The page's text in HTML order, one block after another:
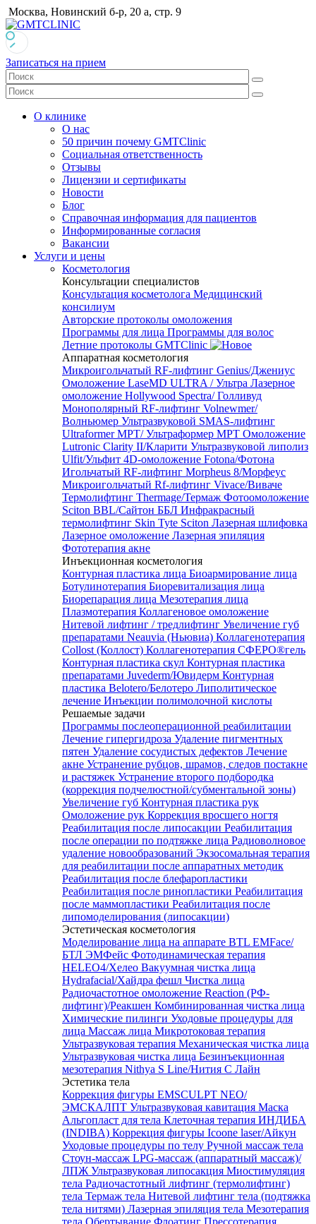
Москва, Новинский б-р, 20 а, стр. 9
Записаться на прием
О клинике
О нас
50 причин почему GMTClinic
Социальная ответственность
Отзывы
Лицензии и сертификаты
Новости
Блог
Справочная информация для пациентов
Информированные согласия
Вакансии
Услуги и цены
Косметология
Консультации специалистов
Консультация косметолога Медицинский
консилиум
Авторские протоколы омоложения
Программы для лица Программы для волос
Летние протоколы GMTClinic
Аппаратная косметология
Микроигольчатый RF-лифтинг Genius/Джениус
Омоложение LaseMD ULTRA / Ультра Лазерное
омоложение Hollywood Spectra/ Голливуд
Монополярный RF-лифтинг Volnewmer/
Волньюмер Ультразвуковой SMAS-лифтинг
Ultraformer MPT/ Ультраформер MPT Омоложение
Lutronic Clarity II/Кларити Ультразвуковой липолиз
Ulfit/Ульфит 4D-омоложение Fotona/Фотона
Игольчатый RF-лифтинг Morpheus 8/Морфеус
Микроигольчатый Rf-лифтинг Vivace/Виваче
Термолифтинг Thermage/Термаж Фотоомоложение
Sciton BBL/Сайтон ББЛ Инфракрасный
термолифтинг Skin Tyte Sciton Лазерная шлифовка
Лазерное омоложение Лазерная эпиляция
Фототерапия акне
Инъекционная косметология
Контурная пластика лица Биоармирование лица
Ботулинотерапия Биоревитализация лица
Биорепарация лица Мезотерапия лица
Плазмотерапия Коллагеновое омоложение
Нитевой лифтинг / тредлифтинг Увеличение губ
препаратами Neauvia (Ньювиа) Коллагенотерапия
Collost (Коллост) Коллагенотерапия СФЕРО®гель
Контурная пластика скул Контурная пластика
препаратами Juvederm/Ювидерм Контурная
пластика Belotero/Белотеро Липолитическое
лечение Инъекции полимолочной кислоты
Решаемые задачи
Программы послеоперационной реабилитации
Лечение гипергидроза Удаление пигментных
пятен Удаление сосудистых дефектов Лечение
акне Устранение рубцов, шрамов, следов постакне
и растяжек Устранение второго подбородка
(коррекция подчелюстной/субментальной зоны)
Увеличение губ Контурная пластика рук
Омоложение рук Коррекция вросшего ногтя
Реабилитация после липосакции Реабилитация
после операции по подтяжке лица Радиоволновое
удаление новообразований Экзосомальная терапия
для реабилитации после аппаратных методик
Реабилитация после блефаропластики
Реабилитация после ринопластики Реабилитация
после маммопластики Реабилитация после
липомоделирования (липосакции)
Эстетическая косметология
Моделирование лица на аппарате BTL EMFace/
БТЛ ЭМФейс Фотодинамическая терапия
HELEO4/Хелео Вакуумная чистка лица
Hydrafacial/Хайдра фешл Чистка лица
Радиочастотное омоложение Reaction (РФ-
лифтинг)/Реакшен Комбинированная чистка лица
Химические пилинги Уходовые процедуры для
лица Массаж лица Микротоковая терапия
Ультразвуковая терапия Механическая чистка лица
Ультразвуковая чистка лица Безинъекционная
мезотерапия Nithya S Line/Нития С Лайн
Эстетика тела
Коррекция фигуры EMSCULPT NEO/
ЭМСКАЛПТ Ультразвуковая кавитация Маска
Альгопласт для тела Клеточная терапия ИНДИБА
(INDIBA) Коррекция фигуры Icoone laser/Айкун
Уходовые процедуры по телу Ручной массаж тела
Стоун-массаж LPG-массаж (аппаратный массаж)/
ЛПЖ Ультразвуковая липосакция Миостимуляция
тела Радиочастотный лифтинг (термолифтинг)
тела Термаж тела Нитевой лифтинг тела (подтяжка
тела нитями) Лазерная эпиляция тела Мезотерапия
тела Обертывание Флоатинг Прессотерапия